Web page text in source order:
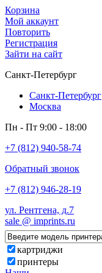
Корзина
Мой аккаунт
Повторить
Регистрация
Зайти на сайт
Санкт-Петербург
Санкт-Петербург
Москва
Пн - Пт 9:00 - 18:00
+7 (812) 940-58-74
Обратный звонок
+7 (812) 946-28-19
ул. Рентгена, д.7
sale @ imprints.ru
картриджи
принтеры